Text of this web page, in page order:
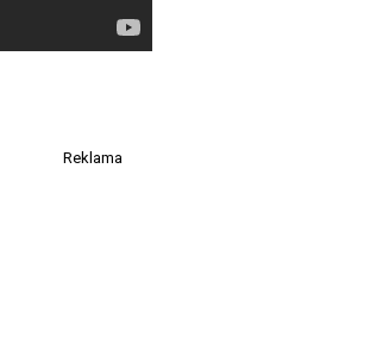
Reklama